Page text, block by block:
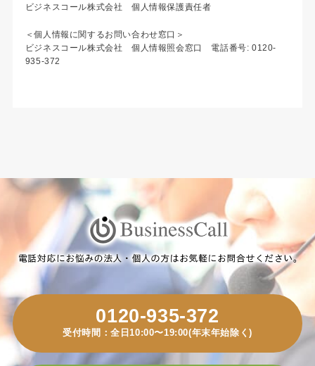
ビジネスコール株式会社 個人情報保護責任者
＜個人情報に関するお問い合わせ窓口＞
ビジネスコール株式会社 個人情報照会窓口 電話番号: 0120-
935-372
0120-935-372
受付時間：全日10:00〜19:00(年末年始除く)